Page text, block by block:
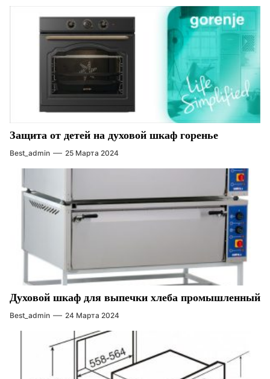
Защита от детей на духовой шкаф горенье
Best_admin 25 Марта 2024
Духовой шкаф для выпечки хлеба промышленный
Best_admin 24 Марта 2024